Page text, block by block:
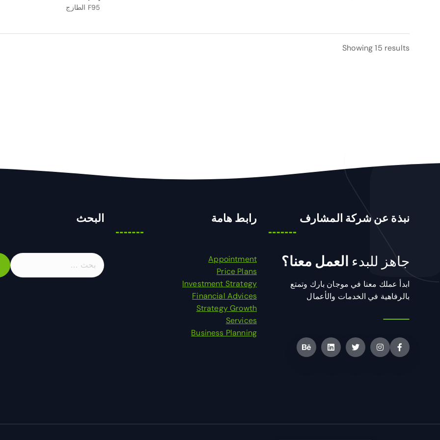
F95 الطازج
Showing 15 results
نبذة عن شركة المشارف
جاهز للبدء العمل معنا؟
ابدأ عملك معنا في موجان بارك وتمتع
بالرفاهية في الخدمات والأعمال
رابط هامة
Appointment
Price Plans
Investment Strategy
Financial Advices
Strategy Growth
Services
Business Planning
البحث
ا
ل